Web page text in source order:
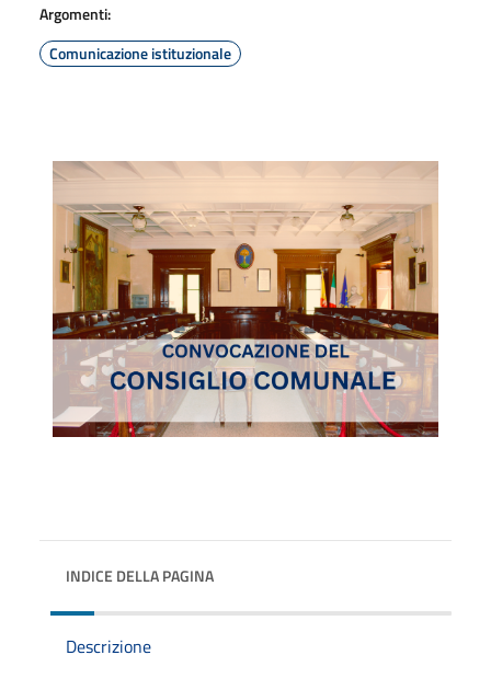
Argomenti:
Comunicazione istituzionale
INDICE DELLA PAGINA
Descrizione